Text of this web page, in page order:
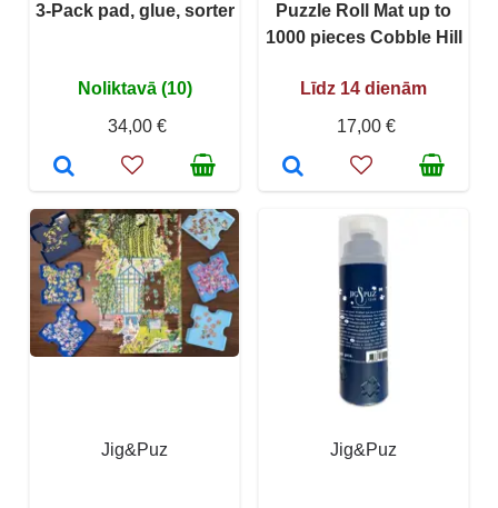
3-Pack pad, glue, sorter
Noliktavā (10)
34,00 €
Puzzle Roll Mat up to
1000 pieces Cobble Hill
Līdz 14 dienām
17,00 €
Jig&Puz Jig&Puz